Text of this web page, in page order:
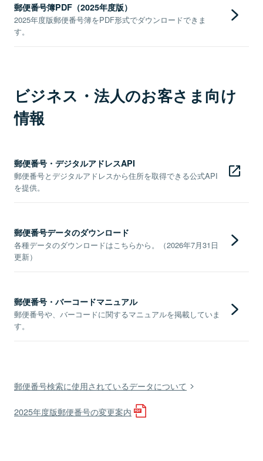
郵便番号簿PDF（2025年度版）
2025年度版郵便番号簿をPDF形式でダウンロードできま
す。
ビジネス・法人のお客さま向け
情報
郵便番号・デジタルアドレスAPI
郵便番号とデジタルアドレスから住所を取得できる公式API
を提供。
郵便番号データのダウンロード
各種データのダウンロードはこちらから。（2026年7月31日
更新）
郵便番号・バーコードマニュアル
郵便番号や、バーコードに関するマニュアルを掲載していま
す。
郵便番号検索に使用されているデータについて
2025年度版郵便番号の変更案内